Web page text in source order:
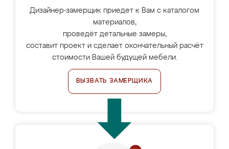
Дизайнер-замерщик приедет к Вам с каталогом
материалов,
проведёт детальные замеры,
составит проект и сделает окончательный расчёт
стоимости Вашей будущей мебели.
ВЫЗВАТЬ ЗАМЕРЩИКА